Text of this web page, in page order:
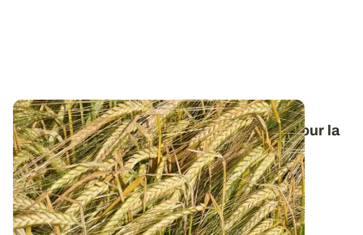
Orge de printemps : nos préconisations pour la
campagne 2026
Retrouvez tous les résultats d’essais de la dernière
campagne et nos préconisations pour...
13 FÉVR. 2026